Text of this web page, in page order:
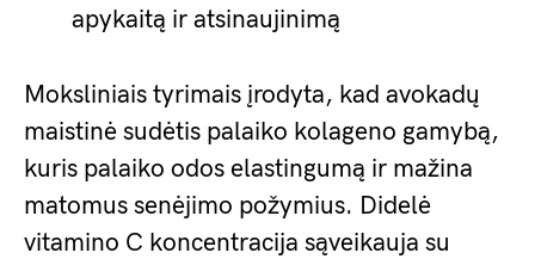
apykaitą ir atsinaujinimą
Moksliniais tyrimais įrodyta, kad avokadų
maistinė sudėtis palaiko kolageno gamybą,
kuris palaiko odos elastingumą ir mažina
matomus senėjimo požymius. Didelė
vitamino C koncentracija sąveikauja su